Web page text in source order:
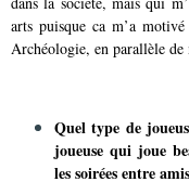
arts puisque ca m’a
Archéologie, en parallèle de
Quel type de
joueuse qui joue
les soirées entre